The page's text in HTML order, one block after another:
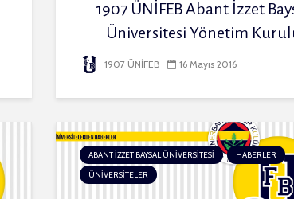
1907 ÜNİFEB Abant İzzet
Üniversitesi Yönetim
1907 ÜNİFEB 16 Mayıs 2016
ABANT İZZET BAYSAL ÜNİVERSİTESİ
HABERLER
ÜNİVERSİTELER